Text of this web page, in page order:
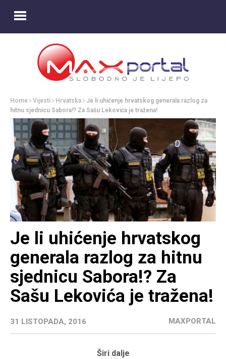
Home Vijesti Hrvatska
Je li uhićenje hrvatskog generala razlog za
hitnu sjednicu Sabora!? Za Sašu Lekovića je tražena!
Je li uhićenje hrvatskog
generala razlog za hitnu
sjednicu Sabora!? Za
Sašu Lekovića je tražena!
31 LISTOPADA, 2016 MAXPORTAL
Širi dalje